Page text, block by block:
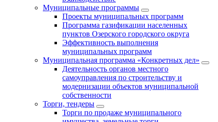
Муниципальные программы
Проекты муниципальных программ
Программа газификации населенных
пунктов Озерского городского округа
Эффективность выполнения
муниципальных программ
Муниципальная программа «Конкретных дел»
Деятельность органов местного
самоуправления по строительству и
модернизации объектов муниципальной
собственности
Торги, тендеры
Торги по продаже муниципального